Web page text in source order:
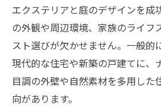
エクステリアと庭のデザインを成
の外観や周辺環境、家族のライフ
スト選びが欠かせません。一般的
現代的な住宅や新築の戸建てに、
目調の外壁や自然素材を多用した
向があります。